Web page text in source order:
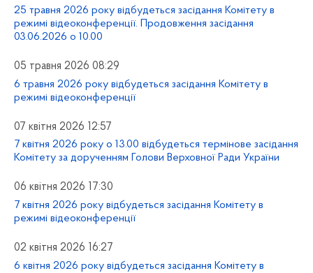
25 травня 2026 року відбудеться засідання Комітету в
режимі відеоконференції. Продовження засідання
03.06.2026 о 10.00
05 травня 2026 08:29
6 травня 2026 року відбудеться засідання Комітету в
режимі відеоконференції
07 квітня 2026 12:57
7 квітня 2026 року о 13.00 відбудеться термінове засідання
Комітету за дорученням Голови Верховної Ради України
06 квітня 2026 17:30
7 квітня 2026 року відбудеться засідання Комітету в
режимі відеоконференції
02 квітня 2026 16:27
6 квітня 2026 року відбудеться засідання Комітету в